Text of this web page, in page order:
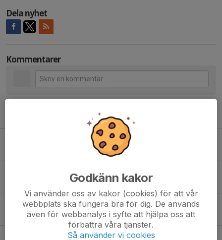
Dela nyhet
Kommentarer
Christer Olsson blir ny klubbchef i AIK Innebandy
20 jul, 08:54 0
AIK Innebandy söker Klubbchef
29 jun, 09:45 0
Wiggo Andersson till AIK! 🖤💛
Godkänn kakor
Vi använder oss av kakor (cookies) för att vår
webbplats ska fungera bra för dig. De används
även för webbanalys i syfte att hjälpa oss att
förbättra våra tjänster.
Så använder vi cookies